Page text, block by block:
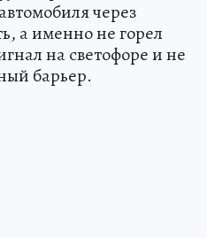
через
а именно не горел
на светофоре и не
барьер.